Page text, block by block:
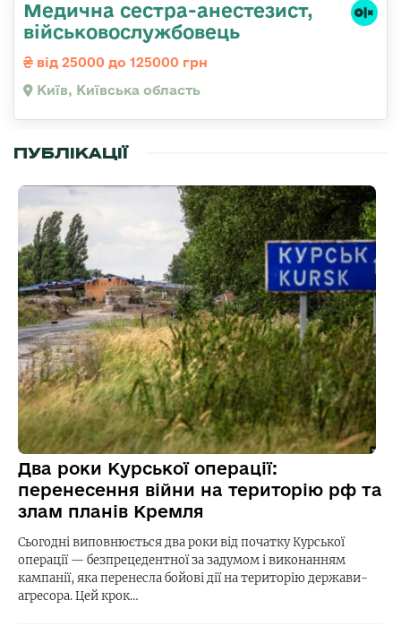
Медична сестpа-анестезист,
військовослужбовець
від 25000 до 125000 грн
Київ, Київська область
ПУБЛІКАЦІЇ
Два роки Курської операції:
перенесення війни на територію рф та
злам планів Кремля
Сьогодні виповнюється два роки від початку Курської
операції — безпрецедентної за задумом і виконанням
кампанії, яка перенесла бойові дії на територію держави-
агресора. Цей крок…